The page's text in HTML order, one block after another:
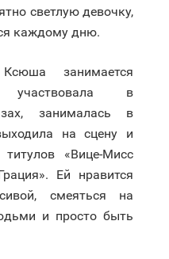
светлую девочку,
каждому дню.
занимается
участвовала в
занималась в
на сцену и
титулов «Вице-Мисс
Ей нравится
смеяться на
и просто быть